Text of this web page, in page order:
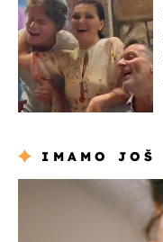
IMAMO JOŠ
moda & ljepota